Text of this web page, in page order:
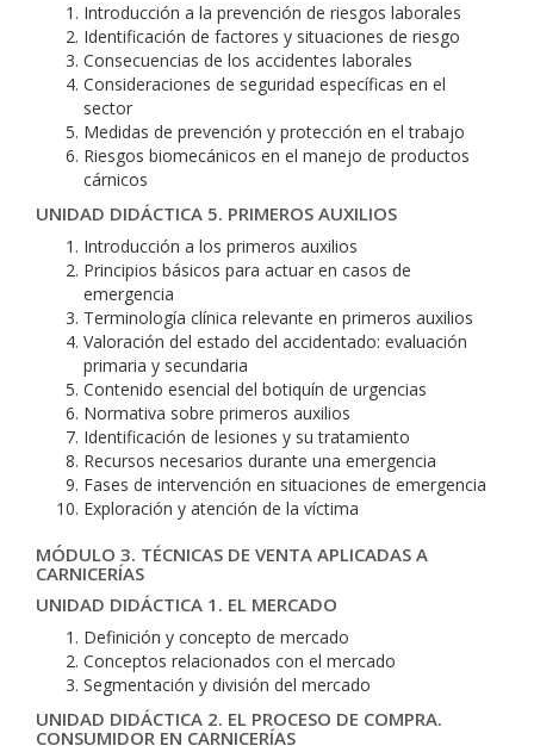
Introducción a la prevención de riesgos laborales
Identificación de factores y situaciones de riesgo
Consecuencias de los accidentes laborales
Consideraciones de seguridad específicas en el
sector
Medidas de prevención y protección en el trabajo
Riesgos biomecánicos en el manejo de productos
cárnicos
UNIDAD DIDÁCTICA 5. PRIMEROS AUXILIOS
Introducción a los primeros auxilios
Principios básicos para actuar en casos de
emergencia
Terminología clínica relevante en primeros auxilios
Valoración del estado del accidentado: evaluación
primaria y secundaria
Contenido esencial del botiquín de urgencias
Normativa sobre primeros auxilios
Identificación de lesiones y su tratamiento
Recursos necesarios durante una emergencia
Fases de intervención en situaciones de emergencia
Exploración y atención de la víctima
MÓDULO 3. TÉCNICAS DE VENTA APLICADAS A
CARNICERÍAS
UNIDAD DIDÁCTICA 1. EL MERCADO
Definición y concepto de mercado
Conceptos relacionados con el mercado
Segmentación y división del mercado
UNIDAD DIDÁCTICA 2. EL PROCESO DE COMPRA.
CONSUMIDOR EN CARNICERÍAS